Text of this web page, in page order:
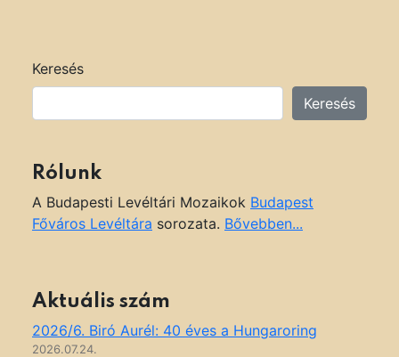
Keresés
Keresés
Rólunk
A Budapesti Levéltári Mozaikok Budapest
Főváros Levéltára sorozata. Bővebben...
Aktuális szám
2026/6. Biró Aurél: 40 éves a Hungaroring
2026.07.24.